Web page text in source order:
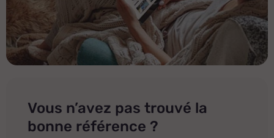
Vous n’avez pas trouvé la
bonne référence ?